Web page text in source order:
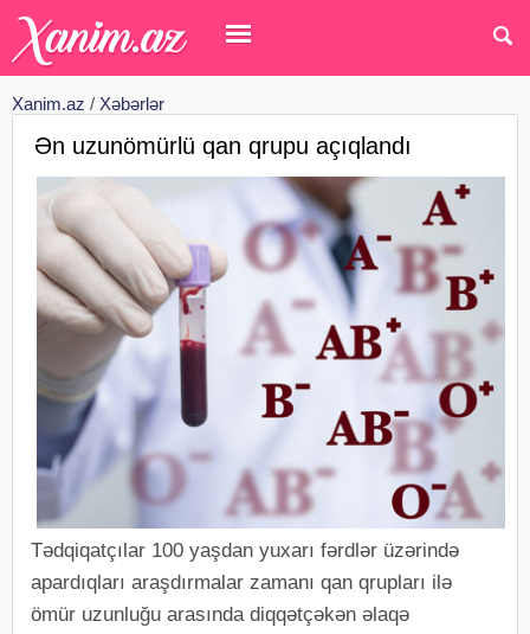
Xanim.az / Xəbərlər
Ən uzunömürlü qan qrupu açıqlandı
Tədqiqatçılar 100 yaşdan yuxarı fərdlər üzərində
apardıqları araşdırmalar zamanı qan qrupları ilə
ömür uzunluğu arasında diqqətçəkən əlaqə